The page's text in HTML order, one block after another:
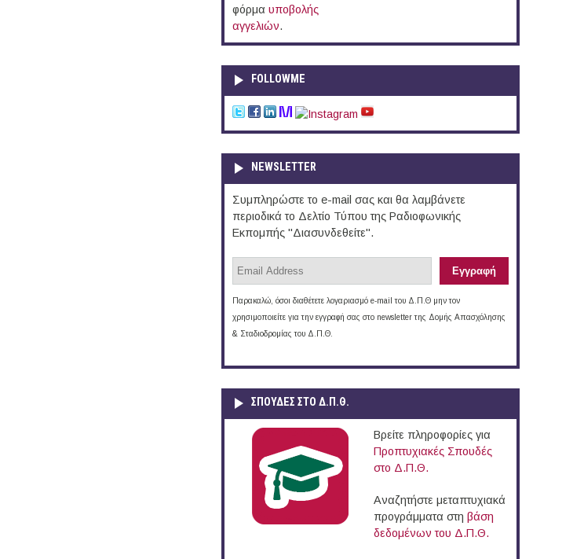
φόρμα υποβολής
αγγελιών.
FOLLOWME
NEWSLETTER
Συμπληρώστε το e-mail σας και θα λαμβάνετε
περιοδικά το Δελτίο Τύπου της Ραδιοφωνικής
Εκπομπής "Διασυνδεθείτε".
Παρακαλώ, όσοι διαθέτετε λογαριασμό e-mail του Δ.Π.Θ μην τον
χρησιμοποιείτε για την εγγραφή σας στο newsletter της Δομής Απασχόλησης
& Σταδιοδρομίας του Δ.Π.Θ.
ΣΠΟΥΔΈΣ ΣΤΟ Δ.Π.Θ.
Βρείτε πληροφορίες για
Προπτυχιακές Σπουδές
στο Δ.Π.Θ.
Αναζητήστε μεταπτυχιακά
προγράμματα στη βάση
δεδομένων του Δ.Π.Θ.